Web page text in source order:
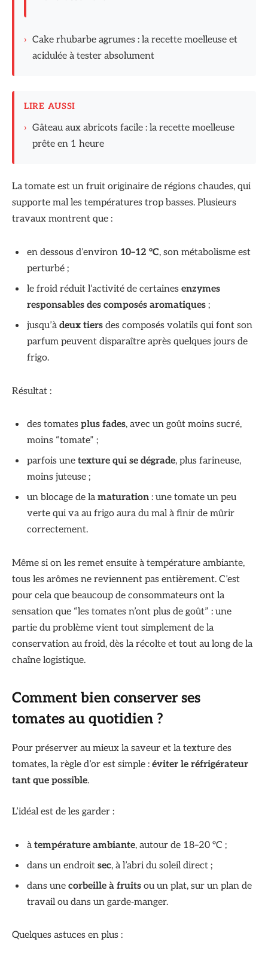
› Cake rhubarbe agrumes : la recette moelleuse et
acidulée à tester absolument
LIRE AUSSI
› Gâteau aux abricots facile : la recette moelleuse
prête en 1 heure
La tomate est un fruit originaire de régions chaudes, qui
supporte mal les températures trop basses. Plusieurs
travaux montrent que :
en dessous d’environ 10–12 °C, son métabolisme est
perturbé ;
le froid réduit l’activité de certaines enzymes
responsables des composés aromatiques ;
jusqu’à deux tiers des composés volatils qui font son
parfum peuvent disparaître après quelques jours de
frigo.
Résultat :
des tomates plus fades, avec un goût moins sucré,
moins “tomate” ;
parfois une texture qui se dégrade, plus farineuse,
moins juteuse ;
un blocage de la maturation : une tomate un peu
verte qui va au frigo aura du mal à finir de mûrir
correctement.
Même si on les remet ensuite à température ambiante,
tous les arômes ne reviennent pas entièrement. C’est
pour cela que beaucoup de consommateurs ont la
sensation que “les tomates n’ont plus de goût” : une
partie du problème vient tout simplement de la
conservation au froid, dès la récolte et tout au long de la
chaîne logistique.
Comment bien conserver ses
tomates au quotidien ?
Pour préserver au mieux la saveur et la texture des
tomates, la règle d’or est simple : éviter le réfrigérateur
tant que possible.
L’idéal est de les garder :
à température ambiante, autour de 18–20 °C ;
dans un endroit sec, à l’abri du soleil direct ;
dans une corbeille à fruits ou un plat, sur un plan de
travail ou dans un garde‑manger.
Quelques astuces en plus :